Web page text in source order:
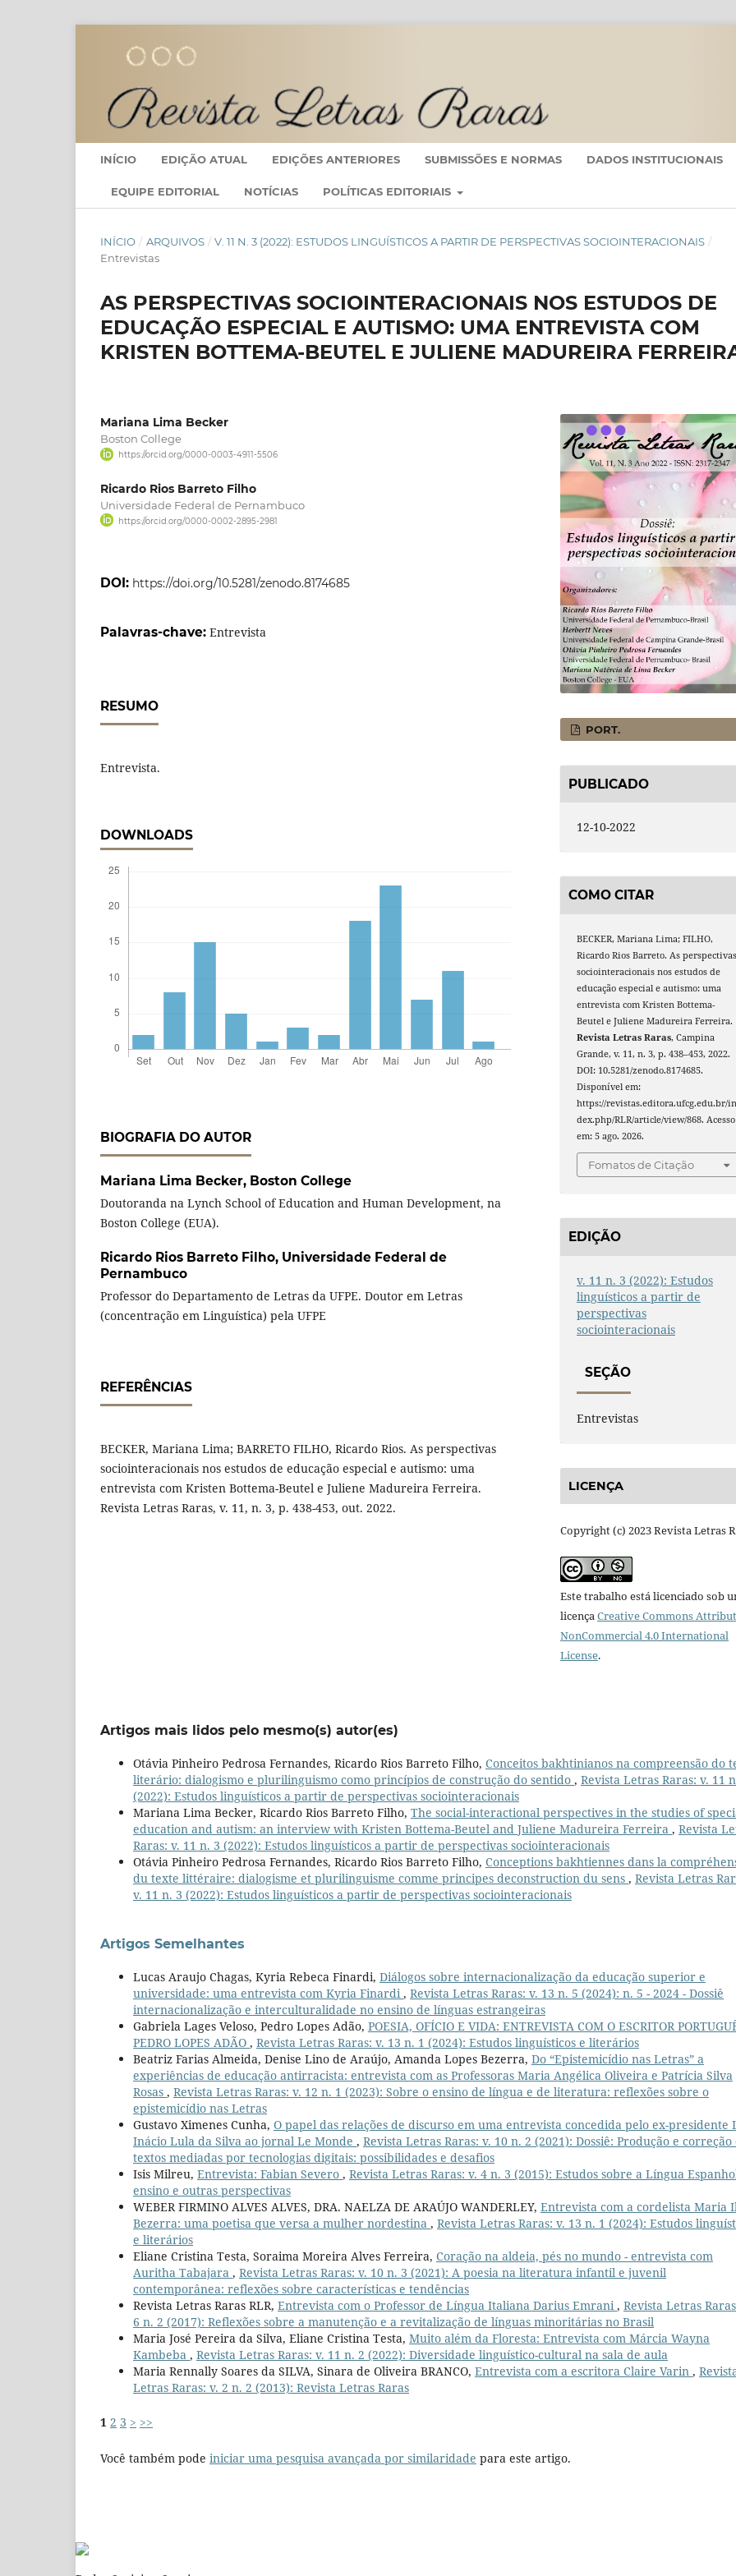
INÍCIO EDIÇÃO ATUAL EDIÇÕES ANTERIORES SUBMISSÕES E NORMAS DADOS INSTITUCIONAIS
EQUIPE EDITORIAL NOTÍCIAS POLÍTICAS EDITORIAIS
INÍCIO / ARQUIVOS / V. 11 N. 3 (2022): ESTUDOS LINGUÍSTICOS A PARTIR DE PERSPECTIVAS SOCIOINTERACIONAIS /
Entrevistas
AS PERSPECTIVAS SOCIOINTERACIONAIS NOS ESTUDOS DE
EDUCAÇÃO ESPECIAL E AUTISMO: UMA ENTREVISTA COM
KRISTEN BOTTEMA-BEUTEL E JULIENE MADUREIRA
Mariana Lima Becker
Boston College
https://orcid.org/0000-0003-4911-5506
Ricardo Rios Barreto Filho
Universidade Federal de Pernambuco
https://orcid.org/0000-0002-2895-2981
DOI: https://doi.org/10.5281/zenodo.8174685
Palavras-chave: Entrevista
RESUMO
Entrevista.
DOWNLOADS
BIOGRAFIA DO AUTOR
Mariana Lima Becker, Boston College
Doutoranda na Lynch School of Education and Human Development, na
Boston College (EUA).
Ricardo Rios Barreto Filho, Universidade Federal de
Pernambuco
Professor do Departamento de Letras da UFPE. Doutor em Letras
(concentração em Linguística) pela UFPE
REFERÊNCIAS
BECKER, Mariana Lima; BARRETO FILHO, Ricardo Rios. As perspectivas
sociointeracionais nos estudos de educação especial e autismo: uma
entrevista com Kristen Bottema-Beutel e Juliene Madureira Ferreira.
Revista Letras Raras, v. 11, n. 3, p. 438-453, out. 2022.
PORT.
PUBLICADO
12-10-2022
COMO CITAR
BECKER, Mariana Lima; FILHO,
Ricardo Rios Barreto. As perspectivas
sociointeracionais nos estudos de
educação especial e autismo: uma
entrevista com Kristen Bottema-
Beutel e Juliene Madureira Ferreira.
Revista Letras Raras, Campina
Grande, v. 11, n. 3, p. 438–453, 2022.
DOI: 10.5281/zenodo.8174685.
Disponível em:
https://revistas.editora.ufcg.edu.br/in
dex.php/RLR/article/view/868. Acesso
em: 5 ago. 2026.
Fomatos de Citação
EDIÇÃO
v. 11 n. 3 (2022): Estudos
linguísticos a partir de
perspectivas
sociointeracionais
SEÇÃO
Entrevistas
LICENÇA
Copyright (c) 2023 Revista Letras
Este trabalho está licenciado sob
licençaCreative Commons
NonCommercial 4.0 International
License.
Artigos mais lidos pelo mesmo(s) autor(es)
Otávia Pinheiro Pedrosa Fernandes, Ricardo Rios Barreto Filho, Conceitos bakhtinianos na compreensão do
literário: dialogismo e plurilinguismo como princípios de construção do sentido , Revista Letras Raras: v. 11
(2022): Estudos linguísticos a partir de perspectivas sociointeracionais
Mariana Lima Becker, Ricardo Rios Barreto Filho, The social-interactional perspectives in the studies of
education and autism: an interview with Kristen Bottema-Beutel and Juliene Madureira Ferreira , Revista
Raras: v. 11 n. 3 (2022): Estudos linguísticos a partir de perspectivas sociointeracionais
Otávia Pinheiro Pedrosa Fernandes, Ricardo Rios Barreto Filho, Conceptions bakhtiennes dans la
du texte littéraire: dialogisme et plurilinguisme comme principes deconstruction du sens , Revista Letras
v. 11 n. 3 (2022): Estudos linguísticos a partir de perspectivas sociointeracionais
Artigos Semelhantes
Lucas Araujo Chagas, Kyria Rebeca Finardi, Diálogos sobre internacionalização da educação superior e
universidade: uma entrevista com Kyria Finardi, Revista Letras Raras: v. 13 n. 5 (2024): n. 5 - 2024 - Dossiê
internacionalização e interculturalidade no ensino de línguas estrangeiras
Gabriela Lages Veloso, Pedro Lopes Adão, POESIA, OFÍCIO E VIDA: ENTREVISTA COM O ESCRITOR
PEDRO LOPES ADÃO , Revista Letras Raras: v. 13 n. 1 (2024): Estudos linguísticos e literários
Beatriz Farias Almeida, Denise Lino de Araújo, Amanda Lopes Bezerra, Do “Epistemicídio nas Letras” a
experiências de educação antirracista: entrevista com as Professoras Maria Angélica Oliveira e Patrícia Silva
Rosas , Revista Letras Raras: v. 12 n. 1 (2023): Sobre o ensino de língua e de literatura: reflexões sobre o
epistemicídio nas Letras
Gustavo Ximenes Cunha, O papel das relações de discurso em uma entrevista concedida pelo ex-presidente
Inácio Lula da Silva ao jornal Le Monde , Revista Letras Raras: v. 10 n. 2 (2021): Dossiê: Produção e correção
textos mediadas por tecnologias digitais: possibilidades e desafios
Isis Milreu, Entrevista: Fabian Severo , Revista Letras Raras: v. 4 n. 3 (2015): Estudos sobre a Língua
ensino e outras perspectivas
WEBER FIRMINO ALVES ALVES, DRA. NAELZA DE ARAÚJO WANDERLEY, Entrevista com a cordelista Maria
Bezerra: uma poetisa que versa a mulher nordestina , Revista Letras Raras: v. 13 n. 1 (2024): Estudos
e literários
Eliane Cristina Testa, Soraima Moreira Alves Ferreira, Coração na aldeia, pés no mundo - entrevista com
Auritha Tabajara , Revista Letras Raras: v. 10 n. 3 (2021): A poesia na literatura infantil e juvenil
contemporânea: reflexões sobre características e tendências
Revista Letras Raras RLR, Entrevista com o Professor de Língua Italiana Darius Emrani, Revista Letras
6 n. 2 (2017): Reflexões sobre a manutenção e a revitalização de línguas minoritárias no Brasil
Maria José Pereira da Silva, Eliane Cristina Testa, Muito além da Floresta: Entrevista com Márcia Wayna
Kambeba , Revista Letras Raras: v. 11 n. 2 (2022): Diversidade linguístico-cultural na sala de aula
Maria Rennally Soares da SILVA, Sinara de Oliveira BRANCO, Entrevista com a escritora Claire Varin ,
Letras Raras: v. 2 n. 2 (2013): Revista Letras Raras
1 2 3 > >>
Você também pode iniciar uma pesquisa avançada por similaridade para este artigo.